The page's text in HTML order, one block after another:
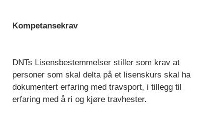
Kompetansekrav
DNTs Lisensbestemmelser stiller som krav at
personer som skal delta på et lisenskurs skal ha
dokumentert erfaring med travsport, i tillegg til
erfaring med å ri og kjøre travhester.